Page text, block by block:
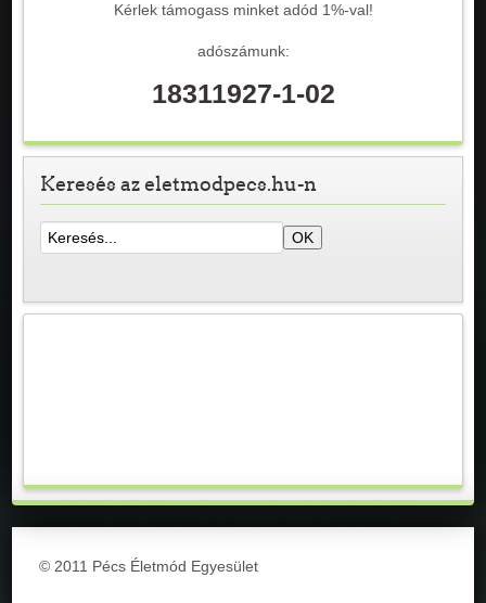
Kérlek támogass minket adód 1%-val!
adószámunk:
18311927-1-02
Keresés az eletmodpecs.hu-n
© 2011 Pécs Életmód Egyesület